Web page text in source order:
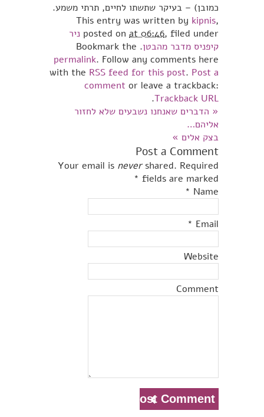
כמובן) – בעיקר שתשתו לחיים, תרתי משמע.
This entry was written by kipnis,
posted on at 06:46, filed under
ניר
קיפניס מדבר מהבטן. Bookmark the
permalink. Follow any comments here
with the RSS feed for this post. Post a
comment or leave a trackback:
Trackback URL
.
« הדברים שאנחנו נשבעים שלא לחזור
אליהם…
בצק אלים »
Post a Comment
Your email is nevershared. Required
fields are marked
*
Name
*
Email
*
Website
Comment